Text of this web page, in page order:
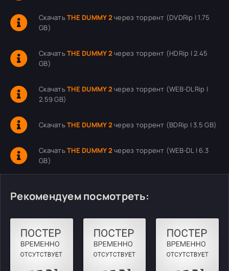
СкачатьTHE DUMMY 2 через торрент (DVDRip | 1.75
GB)
СкачатьTHE DUMMY 2 через торрент (HDRip | 2.45
GB)
СкачатьTHE DUMMY 2 через торрент (WEB-DLRip |
2.59 GB)
СкачатьTHE DUMMY 2 через торрент (BDRip | 3.5 GB)
СкачатьTHE DUMMY 2 через торрент (WEB-DL | 6.3
GB)
Рекомендуем посмотреть: